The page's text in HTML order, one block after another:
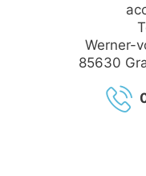
Werner-
85630